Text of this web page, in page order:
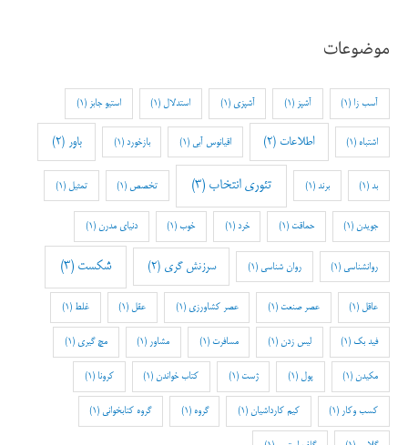
موضوعات
آسب زا (1) آشپز (1) آشپزی (1) استدلال (1) استیو جابز (1)
اشتباه (1) اطلاعات (2) اقیانوس آبی (1) بازخورد (1) باور (2)
بد(1) برند (1) تئوری انتخاب (3) تخصص (1) تمثیل (1)
جویدن (1) حماقت (1) خرد (1) خوب(1) دنیای مدرن (1)
روانشناسی (1) روان شناسی (1) سرزنش گری (2) شکست (3)
عاقل (1) عصر صنعت (1) عصر کشاورزی (1) عقل (1) غلط (1)
فید بک(1) لیس زدن (1) مسافرت (1) مشاور (1) مچ گیری (1)
مکیدن (1) پول (1) ژست (1) کتاب خواندن (1) کرونا (1)
کسب وکار (1) کیم کارداشیان (1) گروه (1) گروه کتابخوانی (1)